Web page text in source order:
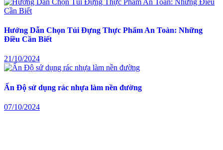
Hướng Dẫn Chọn Túi Đựng Thực Phẩm An Toàn: Những
Điều Cần Biết
21/10/2024
Ấn Độ sử dụng rác nhựa làm nền đường
07/10/2024